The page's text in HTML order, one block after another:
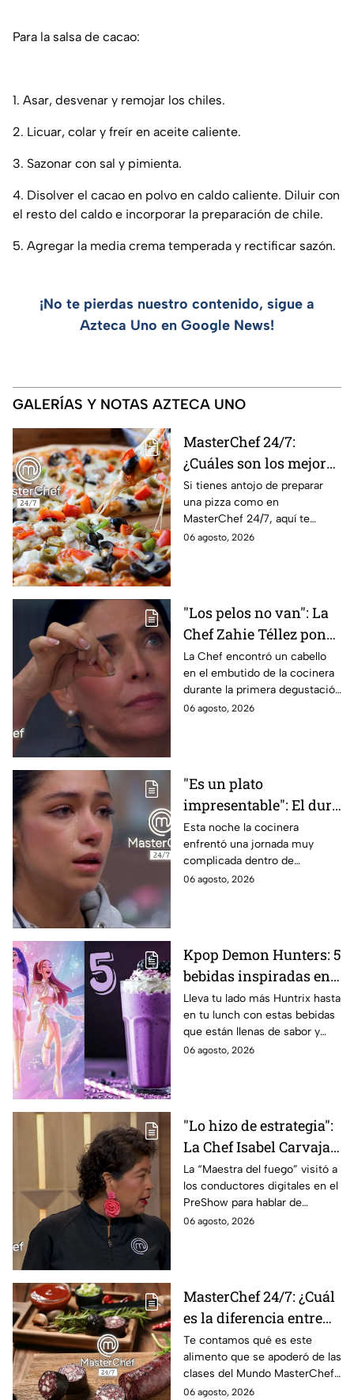
Para la salsa de cacao:
1. Asar, desvenar y remojar los chiles.
2. Licuar, colar y freír en aceite caliente.
3. Sazonar con sal y pimienta.
4. Disolver el cacao en polvo en caldo caliente. Diluir con
el resto del caldo e incorporar la preparación de chile.
5. Agregar la media crema temperada y rectificar sazón.
¡No te pierdas nuestro contenido, sigue a
Azteca Uno en Google News!
GALERÍAS Y NOTAS AZTECA UNO
MasterChef 24/7:
¿Cuáles son los mejores
quesos para preparar
pizza en casa?
Si tienes antojo de preparar
una pizza como en
MasterChef 24/7, aquí te
contamos todo lo que debes
06 agosto, 2026
"Los pelos no van": La
Chef Zahie Téllez pone
en evidencia a Carmen
en la gala de mandiles
negros de MasterChef
24/7
La Chef encontró un cabello
en el embutido de la cocinera
durante la primera degustación
de la noche
06 agosto, 2026
"Es un plato
impresentable": El duro
regaño que hizo llorar a
Michelle dentro de
MasterChef 24/7
Esta noche la cocinera
enfrentó una jornada muy
complicada dentro de
MasterChef 24/7.
06 agosto, 2026
Kpop Demon Hunters: 5
bebidas inspiradas en
las guerreras Huntrix
para llevar a la escuela
este regreso a clases
2026; son saludables y
Lleva tu lado más Huntrix hasta
en tu lunch con estas bebidas
que están llenas de sabor y
frescura.
06 agosto, 2026
"Lo hizo de estrategia":
La Chef Isabel Carvajal
opina sobre la decisión
de Ramahá de subir a
Daniela al balcón de
MasterChef 24/7
La “Maestra del fuego” visitó a
los conductores digitales en el
PreShow para hablar de
algunos de los sucesos más
06 agosto, 2026
MasterChef 24/7: ¿Cuál
es la diferencia entre
morcilla y moronga?
Te contamos qué es este
alimento que se apoderó de las
clases del Mundo MasterChef
24/7.
06 agosto, 2026